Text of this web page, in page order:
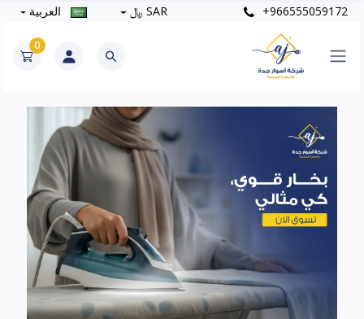
+966555059172 SAR ﷼ العربية
0